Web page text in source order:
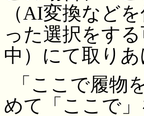
（AI変換など
った選択をす
中）にて取り
「ここで履物
めて「ここで